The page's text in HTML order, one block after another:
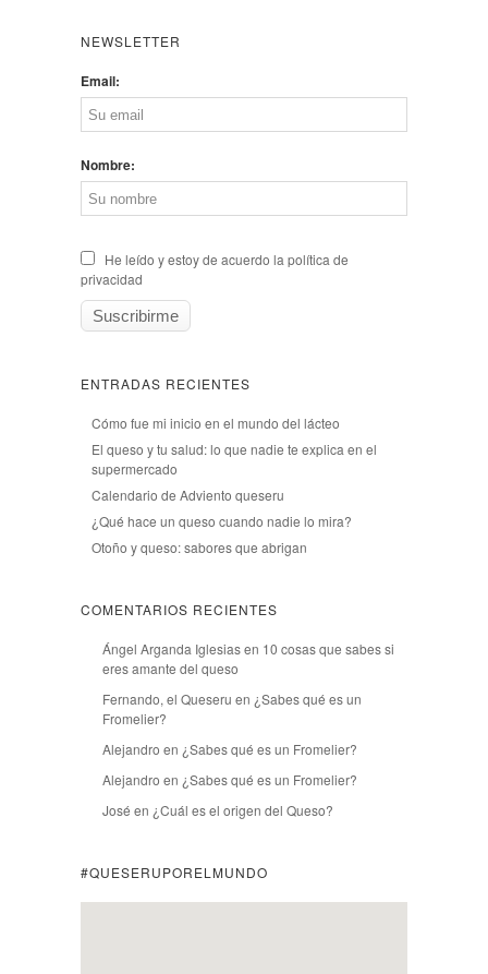
NEWSLETTER
Email:
Nombre:
He leído y estoy de acuerdo la política de
privacidad
ENTRADAS RECIENTES
Cómo fue mi inicio en el mundo del lácteo
El queso y tu salud: lo que nadie te explica en el
supermercado
Calendario de Adviento queseru
¿Qué hace un queso cuando nadie lo mira?
Otoño y queso: sabores que abrigan
COMENTARIOS RECIENTES
Ángel Arganda Iglesiasen 10 cosas que sabes si
eres amante del queso
Fernando, el Queseru en ¿Sabes qué es un
Fromelier?
Alejandro en ¿Sabes qué es un Fromelier?
Alejandro en ¿Sabes qué es un Fromelier?
José en ¿Cuál es el origen del Queso?
#QUESERUPORELMUNDO